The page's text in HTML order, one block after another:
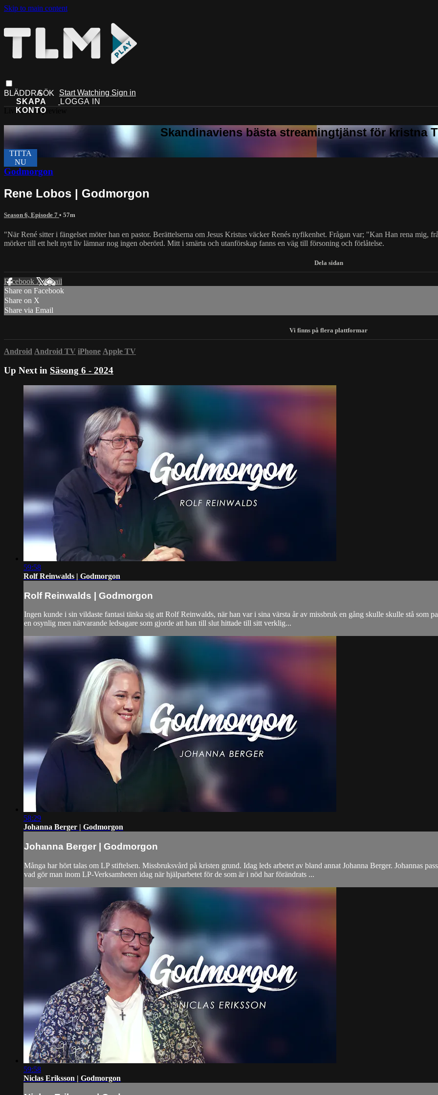
Skip to main content
Start Watching Sign in
Live stream preview
Godmorgon
Rene Lobos | Godmorgon
Season 6, Episode 7 • 57m
"När René sitter i fängelset möter han en pastor. Berättelserna om Jesus Kristus väcker Renés nyfikenhet. Frågan var; "Kan Han rena mig,
mörker till ett helt nytt liv lämnar nog ingen oberörd. Mitt i smärta och utanförskap fanns en väg till försoning och förlåtelse.
Facebook XEmail
Share on Facebook
Share on X
Share via Email
Android Android TV iPhone Apple TV
Up Next in Säsong 6 - 2024
59:58
Rolf Reinwalds | Godmorgon
Rolf Reinwalds | Godmorgon
Ingen kunde i sin vildaste fantasi tänka sig att Rolf Reinwalds, när han var i sina värsta år av missbruk en gång skulle skulle stå som
en osynlig men närvarande ledsagare som gjorde att han till slut hittade till sitt verklig...
58:29
Johanna Berger | Godmorgon
Johanna Berger | Godmorgon
Många har hört talas om LP stiftelsen. Missbruksvård på kristen grund. Idag leds arbetet av bland annat Johanna Berger. Johannas
vad gör man inom LP-Verksamheten idag när hjälparbetet för de som är i nöd har förändrats ...
59:58
Niclas Eriksson | Godmorgon